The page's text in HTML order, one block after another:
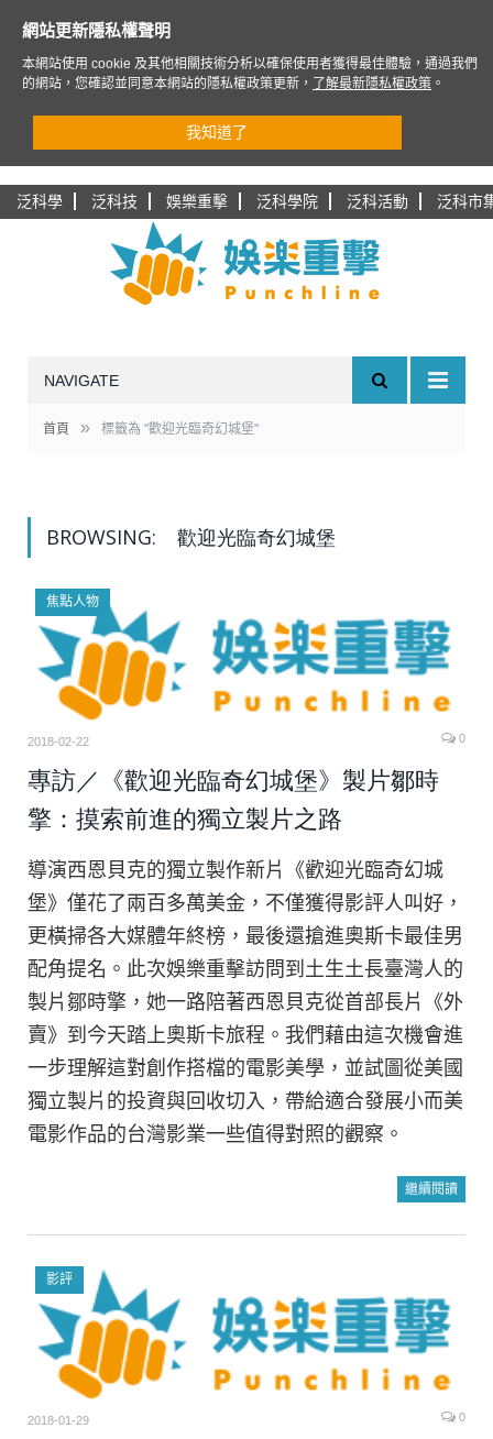
泛科學 泛科技 娛樂重擊 泛科學院 泛科活動 泛科市
NAVIGATE
首頁 » 標籤為 "歡迎光臨奇幻城堡"
BROWSING: 歡迎光臨奇幻城堡
焦點人物
2018-02-22 0
專訪／《歡迎光臨奇幻城堡》製片鄒時
擎：摸索前進的獨立製片之路
導演西恩貝克的獨立製作新片《歡迎光臨奇幻城
堡》僅花了兩百多萬美金，不僅獲得影評人叫好，
更橫掃各大媒體年終榜，最後還搶進奧斯卡最佳男
配角提名。此次娛樂重擊訪問到土生土長臺灣人的
製片鄒時擎，她一路陪著西恩貝克從首部長片《外
賣》到今天踏上奧斯卡旅程。我們藉由這次機會進
一步理解這對創作搭檔的電影美學，並試圖從美國
獨立製片的投資與回收切入，帶給適合發展小而美
電影作品的台灣影業一些值得對照的觀察。
繼續閱讀
影評
2018-01-29 0
網站更新隱私權聲明
本網站使用 cookie 及其他相關技術分析以確保使用者獲得最佳體驗，通過我們
的網站，您確認並同意本網站的隱私權政策更新，
了解最新隱私權政策 。
我知道了